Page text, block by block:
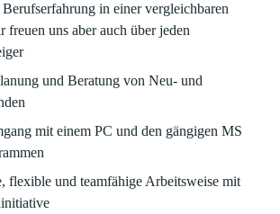
in einer vergleichbaren
freuen uns aber auch über jeden
und Beratung von Neu- und
mit einem PC und den gängigen MS
flexible und teamfähige Arbeitsweise mit